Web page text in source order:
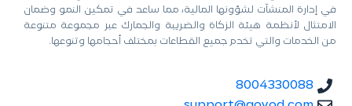
في إدارة المنشآت لشؤونها المالية، مما ساعد في تمكين النمو وضمان
الامتثال لأنظمة هيئة الزكاة والضريبة والجمارك عبر مجموعة متنوعة
من الخدمات والتي تخدم جميع القطاعات بمختلف أحجامها وتنوعها.
8004330088